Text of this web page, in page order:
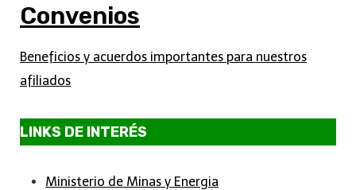
Convenios
Beneficios y acuerdos importantes para nuestros
afiliados
LINKS DE INTERÉS
Ministerio de Minas y Energia